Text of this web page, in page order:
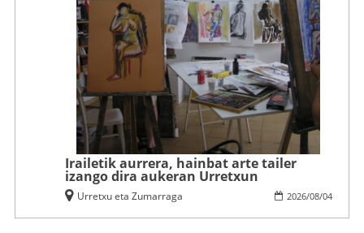
Irailetik aurrera, hainbat arte tailer
izango dira aukeran Urretxun
2026/08/04
Urretxu eta Zumarraga